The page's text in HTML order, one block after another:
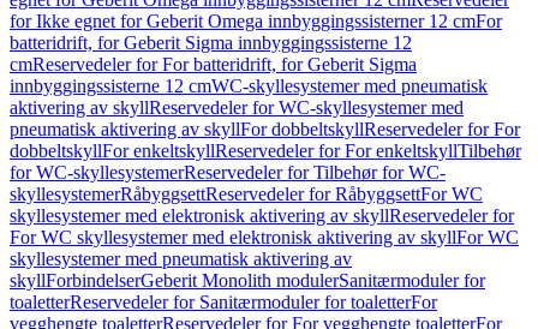
for Ikke egnet for Geberit Omega innbyggingssisterner 12 cmFor
batteridrift, for Geberit Sigma innbyggingssisterne 12
cmReservedeler for For batteridrift, for Geberit Sigma
innbyggingssisterne 12 cmWC-skyllesystemer med pneumatisk
aktivering av skyllReservedeler for WC-skyllesystemer med
pneumatisk aktivering av skyllFor dobbeltskyllReservedeler for For
dobbeltskyllFor enkeltskyllReservedeler for For enkeltskyllTilbehør
for WC-skyllesystemerReservedeler for Tilbehør for WC-
skyllesystemerRåbyggsettReservedeler for RåbyggsettFor WC
skyllesystemer med elektronisk aktivering av skyllReservedeler for
For WC skyllesystemer med elektronisk aktivering av skyllFor WC
skyllesystemer med pneumatisk aktivering av
skyllForbindelserGeberit Monolith modulerSanitærmoduler for
toaletterReservedeler for Sanitærmoduler for toaletterFor
vegghengte toaletterReservedeler for For vegghengte toaletterFor